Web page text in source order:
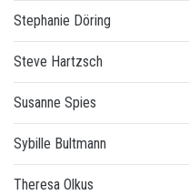
Stephanie Döring
Steve Hartzsch
Susanne Spies
Sybille Bultmann
Theresa Olkus